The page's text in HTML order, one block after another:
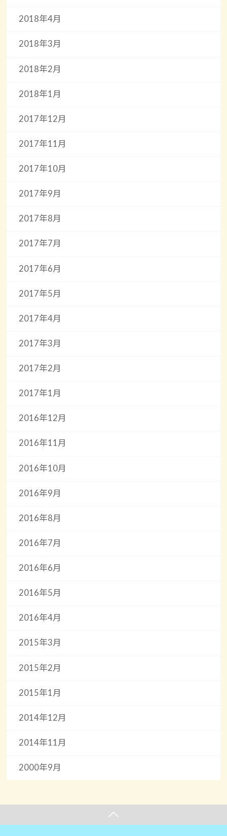
2018年4月
2018年3月
2018年2月
2018年1月
2017年12月
2017年11月
2017年10月
2017年9月
2017年8月
2017年7月
2017年6月
2017年5月
2017年4月
2017年3月
2017年2月
2017年1月
2016年12月
2016年11月
2016年10月
2016年9月
2016年8月
2016年7月
2016年6月
2016年5月
2016年4月
2015年3月
2015年2月
2015年1月
2014年12月
2014年11月
2000年9月